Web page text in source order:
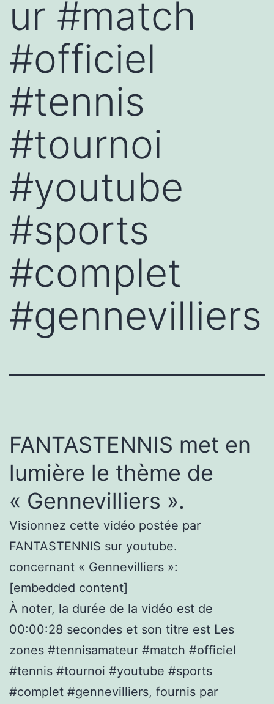
ur #match
#officiel
#tennis
#tournoi
#youtube
#sports
#complet
#gennevilliers
FANTASTENNIS met en
lumière le thème de
« Gennevilliers ».
Visionnez cette vidéo postée par
FANTASTENNIS sur youtube.
concernant « Gennevilliers »:
[embedded content]
À noter, la durée de la vidéo est de
00:00:28 secondes et son titre est Les
zones #tennisamateur #match #officiel
#tennis #tournoi #youtube #sports
#complet #gennevilliers, fournis par